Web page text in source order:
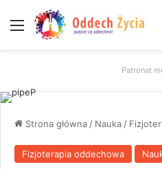
Menu
Patronat
Strona główna / Nauka /
Fizjoterapia oddechowa